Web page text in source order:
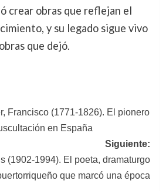
crear obras que reflejan el
y su legado sigue vivo
que dejó.
Francisco (1771-1826). El pionero
en España
Siguiente:
(1902-1994). El poeta, dramaturgo
que marcó una época